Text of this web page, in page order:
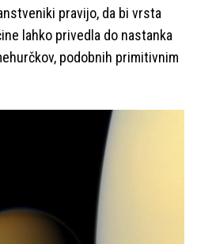
pravijo, da bi vrsta
lahko privedla do nastanka
podobnih primitivnim